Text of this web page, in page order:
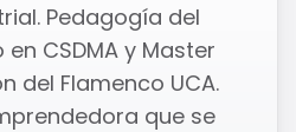
Pedagogía del
CSDMA y Master
del Flamenco UCA.
que se